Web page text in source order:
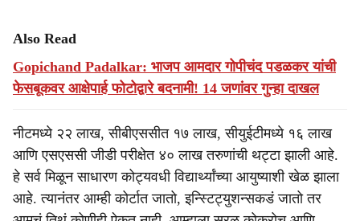
Also Read
Gopichand Padalkar: भाजप आमदार गोपीचंद पडळकर यांची
फेसबूकवर आक्षेपार्ह फोटोद्वारे बदनामी! 14 जणांवर गुन्हा दाखल
नीटमध्ये २२ लाख, सीबीएससीत १७ लाख, सीयुईटीमध्ये १६ लाख
आणि एसएससी जीडी परीक्षेत ४० लाख तरुणांची थट्टा झाली आहे.
हे सर्व मिळून साधारण कोट्यवधी विद्यार्थ्यांच्या आयुष्याशी खेळ झाला
आहे. त्यानंतर आम्ही कोर्टात जातो, इन्स्टिट्युशन्सकडं जातो तर